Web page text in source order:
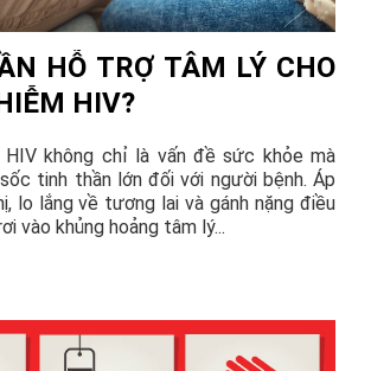
HỖ TRỢ TÂM LÝ CHO
HIV?
HIV không chỉ là vấn đề sức khỏe mà
tinh thần lớn đối với người bệnh. Áp
lo lắng về tương lai và gánh nặng điều
vào khủng hoảng tâm lý...